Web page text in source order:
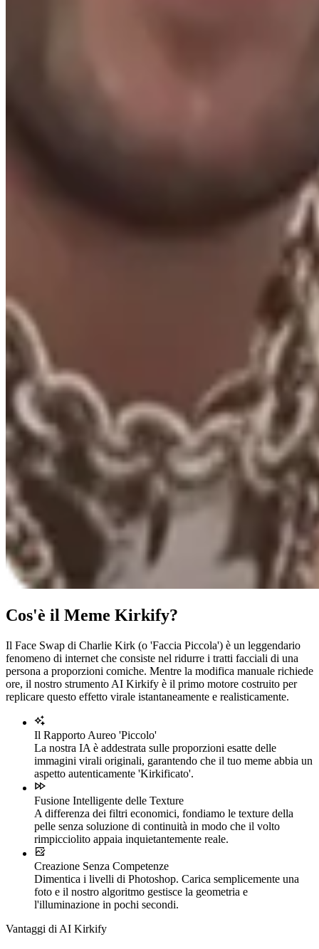
Cos'è il Meme Kirkify?
Il Face Swap di Charlie Kirk (o 'Faccia Piccola') è un leggendario
fenomeno di internet che consiste nel ridurre i tratti facciali di una
persona a proporzioni comiche. Mentre la modifica manuale richiede
ore, il nostro strumento AI Kirkify è il primo motore costruito per
replicare questo effetto virale istantaneamente e realisticamente.
Il Rapporto Aureo 'Piccolo'
La nostra IA è addestrata sulle proporzioni esatte delle
immagini virali originali, garantendo che il tuo meme abbia un
aspetto autenticamente 'Kirkificato'.
Fusione Intelligente delle Texture
A differenza dei filtri economici, fondiamo le texture della
pelle senza soluzione di continuità in modo che il volto
rimpicciolito appaia inquietantemente reale.
Creazione Senza Competenze
Dimentica i livelli di Photoshop. Carica semplicemente una
foto e il nostro algoritmo gestisce la geometria e
l'illuminazione in pochi secondi.
Vantaggi di AI Kirkify